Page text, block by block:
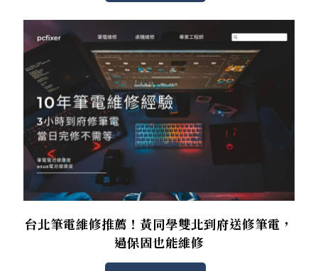
台北筆電維修推薦！黃同學雙北到府送修筆電，
過保固也能維修